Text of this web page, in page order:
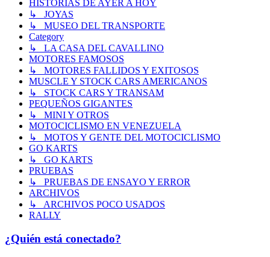
HISTORIAS DE AYER A HOY
↳ JOYAS
↳ MUSEO DEL TRANSPORTE
Category
↳ LA CASA DEL CAVALLINO
MOTORES FAMOSOS
↳ MOTORES FALLIDOS Y EXITOSOS
MUSCLE Y STOCK CARS AMERICANOS
↳ STOCK CARS Y TRANSAM
PEQUEÑOS GIGANTES
↳ MINI Y OTROS
MOTOCICLISMO EN VENEZUELA
↳ MOTOS Y GENTE DEL MOTOCICLISMO
GO KARTS
↳ GO KARTS
PRUEBAS
↳ PRUEBAS DE ENSAYO Y ERROR
ARCHIVOS
↳ ARCHIVOS POCO USADOS
RALLY
¿Quién está conectado?